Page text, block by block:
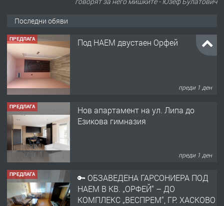
Последни обяви
ПРЕДЛАГА
Нов апартамент на ул. Липа до
преди 1 ден
ПРЕДЛАГА
🔑 ОБЗАВЕДЕНА ГАРСОНИЕРА ПОД
НАЕМ В КВ. „ОРФЕЙ“ – ДО
преди 2 дни
ПРЕДЛАГА
НАПЪЛНО ОБЗАВЕДЕН И
ОБОРУДВАН ТРИСТАЕН
АПАРТАМЕНТ В ЦЕНТЪРА НА ГР.